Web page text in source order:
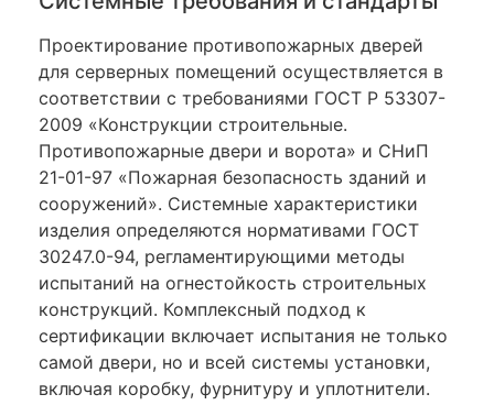
Проектирование противопожарных дверей
для серверных помещений осуществляется в
соответствии с требованиями ГОСТ Р 53307-
2009 «Конструкции строительные.
Противопожарные двери и ворота» и СНиП
21-01-97 «Пожарная безопасность зданий и
сооружений». Системные характеристики
изделия определяются нормативами ГОСТ
30247.0-94, регламентирующими методы
испытаний на огнестойкость строительных
конструкций. Комплексный подход к
сертификации включает испытания не только
самой двери, но и всей системы установки,
включая коробку, фурнитуру и уплотнители.